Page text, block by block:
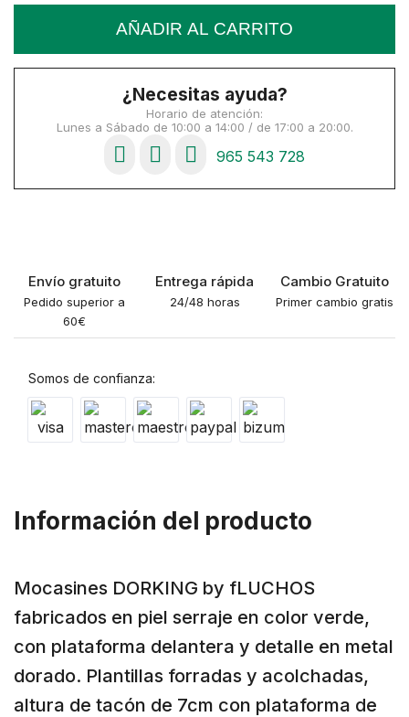
AÑADIR AL CARRITO
¿Necesitas ayuda?
Horario de atención:
Lunes a Sábado de 10:00 a 14:00 / de 17:00 a 20:00.
965 543 728
Envío gratuito
Pedido superior a
60€
Entrega rápida
24/48 horas
Cambio Gratuito
Primer cambio gratis
Somos de confianza:
Información del producto
Mocasines DORKING by fLUCHOS
fabricados en piel serraje en color verde,
con plataforma delantera y detalle en metal
dorado. Plantillas forradas y acolchadas,
altura de tacón de 7cm con plataforma de